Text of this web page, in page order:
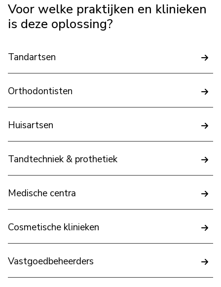
Voor welke praktijken en klinieken
is deze oplossing?
Tandartsen
Orthodontisten
Huisartsen
Tandtechniek & prothetiek
Medische centra
Cosmetische klinieken
Vastgoedbeheerders